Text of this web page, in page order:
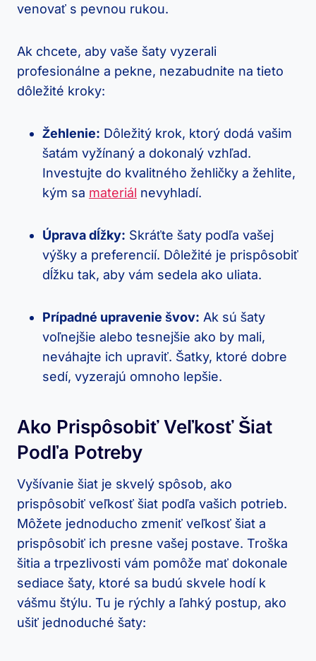
venovať​ s pevnou rukou.
Ak⁣ chcete, ⁢aby vaše​ šaty vyzerali
profesionálne a pekne, nezabudnite na tieto
dôležité ⁣kroky:
Žehlenie: Dôležitý krok, ktorý dodá vašim
šatám vyžínaný a dokonalý ‍vzhľad.
Investujte do ⁣kvalitného ‍žehličky a žehlite,
kým⁣ sa materiál nevyhladí.
Úprava dĺžky: ‍Skráťte šaty podľa vašej‍
výšky a preferencií.⁣ Dôležité je prispôsobiť⁣
dĺžku tak, aby‌ vám ‌sedela ‍ako uliata.
Prípadné upravenie švov: ​Ak sú šaty
voľnejšie alebo ⁢tesnejšie ako by⁣ mali,
‌neváhajte ⁢ich ‍upraviť. Šatky, ktoré ​dobre
sedí,‌ vyzerajú omnoho ⁣lepšie.
Ako Prispôsobiť Veľkosť Šiat
Podľa Potreby
Vyšívanie šiat ⁣je skvelý​ spôsob, ako
‌prispôsobiť veľkosť šiat podľa⁤ vašich potrieb.
Môžete jednoducho⁣ zmeniť veľkosť‌ šiat​ a
prispôsobiť ich presne vašej postave. Troška
šitia a trpezlivosti vám pomôže mať dokonale
sediace⁤ šaty, ⁤ktoré sa budú skvele hodí k
vášmu štýlu. Tu je rýchly a‌ ľahký postup,‍ ako
ušiť jednoduché ‌šaty: